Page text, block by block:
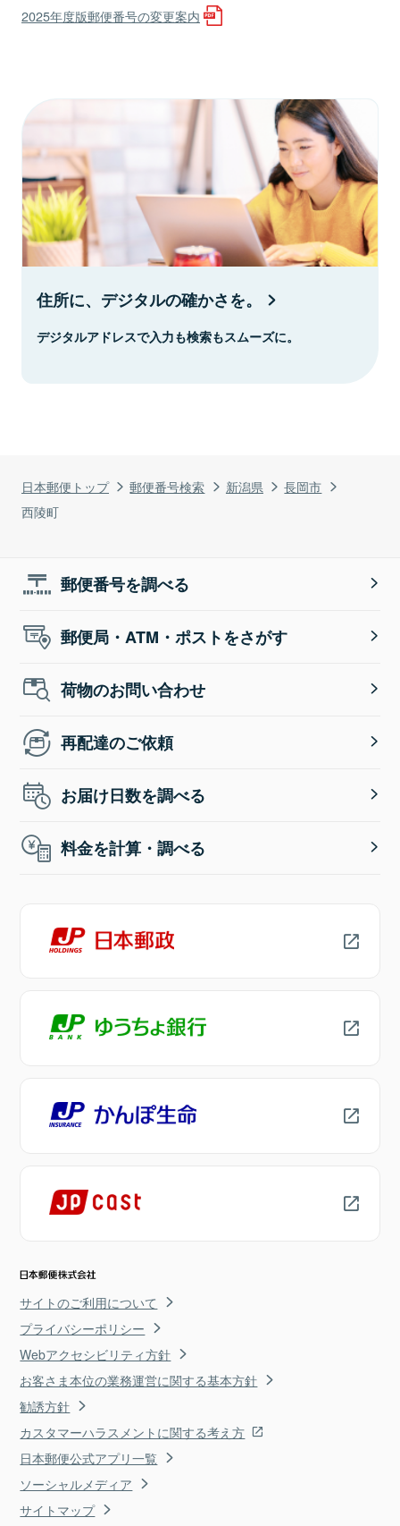
日本郵便トップ 郵便番号検索 新潟県
長岡市
西陵町
2025年度版郵便番号の変更案内
住所に、デジタルの確かさを。
デジタルアドレスで入力も検索もスムーズに。
郵便番号を調べる
郵便局・ATM・ポストをさがす
荷物のお問い合わせ
再配達のご依頼
お届け日数を調べる
料金を計算・調べる
サイトのご利用について
プライバシーポリシー
Webアクセシビリティ方針
お客さま本位の業務運営に関する基本方針
勧誘方針
カスタマーハラスメントに関する考え方
日本郵便公式アプリ一覧
ソーシャルメディア
サイトマップ